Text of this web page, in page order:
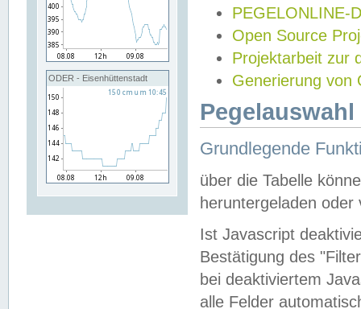
ODER - Eisenhüttenstadt
PEGELONLINE-
Open Source
Projektarbeit zur
Generierung von
Grundlegende
über die Tabelle
heruntergeladen oder
Ist Javascript
Bestätigung des
bei deaktiviertem
alle Felder